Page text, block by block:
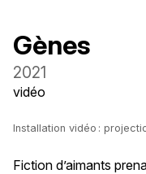
Gènes
2021
vidéo
Installation vidéo :
Fiction d’aimants